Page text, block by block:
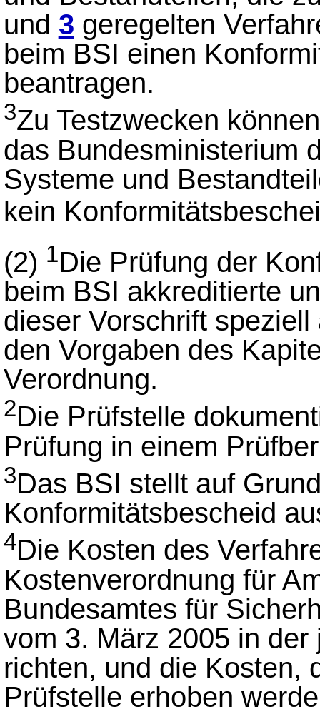
und 3 geregelten
beim BSI einen
beantragen.
3Zu Testzwecken
das Bundesministerium
Systeme und
kein
(2) 1Die Prüfung der
beim BSI akkreditierte
dieser Vorschrift
den Vorgaben des
Verordnung.
2Die Prüfstelle
Prüfung in einem
3Das BSI stellt auf
Konformitätsbescheid
4Die Kosten des
Kostenverordnung für
Bundesamtes für
vom 3. März 2005 in
richten, und die Kosten,
Prüfstelle erhoben